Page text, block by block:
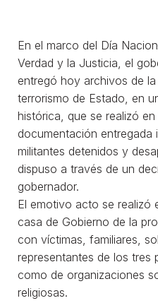
En el marco del Día
Verdad y la Justicia, el
entregó hoy archivos de
terrorismo de Estado, en
histórica, que se realizó en
documentación entregada
militantes detenidos y
dispuso a través de un
gobernador.
El emotivo acto se realizó
casa de Gobierno de la
con víctimas, familiares,
representantes de los tres
como de organizaciones
religiosas.